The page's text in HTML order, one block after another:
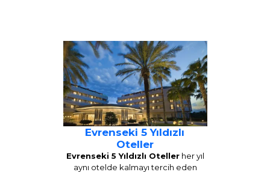
Evrenseki 5 Yıldızlı
Oteller
Evrenseki 5 Yıldızlı Otellerher yıl
aynı otelde kalmayı tercih eden